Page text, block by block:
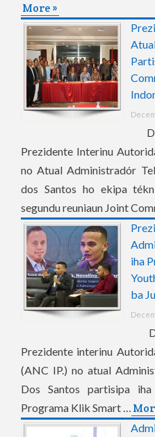
More »
Prezidente Interinu
no Atual Administradór
dos Santos ho ekipa
segundu reuniaun Joint
iha
ba
Prezidente interinu
(ANC IP.) no atual
Dos Santos partisipa
Programa Klik Smart …